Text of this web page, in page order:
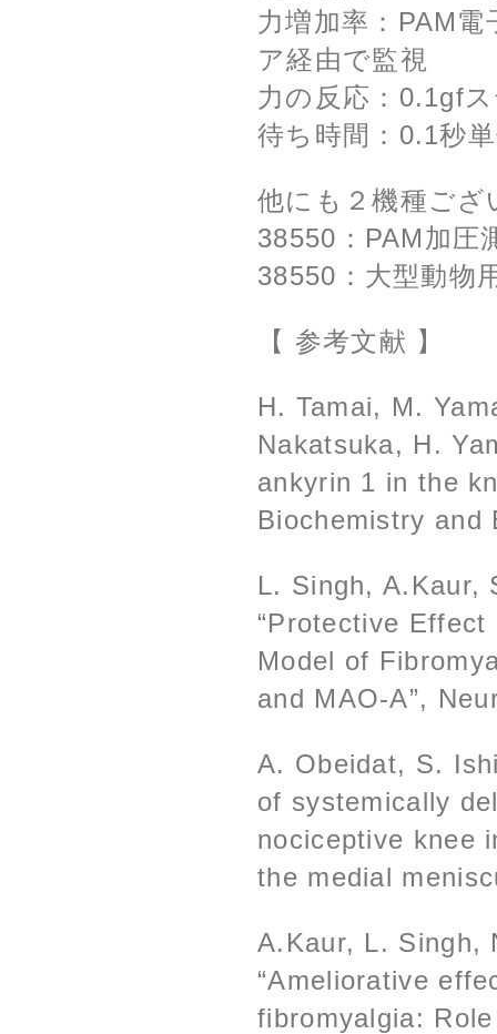
力増加率：PAM
ア経由で監視
力の反応：0.1gf
待ち時間：0.1秒
他にも２機種ござ
38550：PAM加圧
38550：大型動物
【 参考文献 】
H. Tamai, M.
Nakatsuka, H.
ankyrin 1 in the
Biochemistry and
L. Singh, A.Kaur,
“Protective
Model of
and MAO-A”,
A. Obeidat, S.
of systemically
nociceptive knee
the medial
A.Kaur, L. Singh,
“Ameliorative
fibromyalgia: